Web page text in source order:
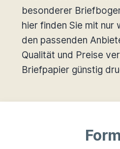
besonderer
hier finden Sie mit nur
den passenden
Qualität und Preise
Briefpapier günstig